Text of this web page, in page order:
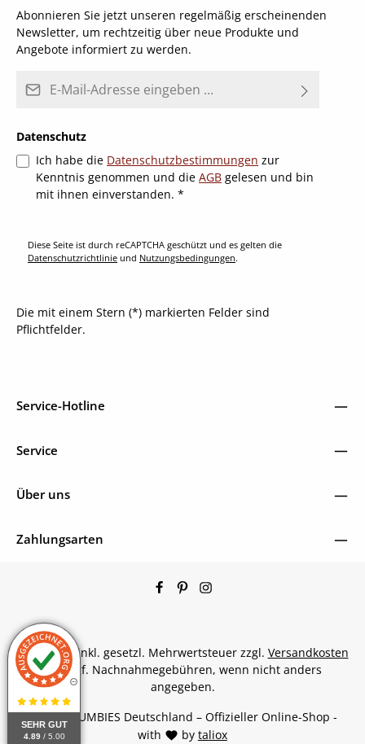
SEHR GUT
4.89 / 5.00
Abonnieren Sie jetzt unseren regelmäßig erscheinenden
Newsletter, um rechtzeitig über neue Produkte und
Angebote informiert zu werden.
Datenschutz
Ich habe die Datenschutzbestimmungen zur
Kenntnis genommen und die AGB gelesen und bin
mit ihnen einverstanden. *
Diese Seite ist durch reCAPTCHA geschützt und es gelten die
Datenschutzrichtlinie und Nutzungsbedingungen.
Die mit einem Stern (*) markierten Felder sind
Pflichtfelder.
Service-Hotline
Service
Über uns
Zahlungsarten
© 2026 GUMBIES Deutschland – Offizieller Online-Shop -
with
by taliox
Alle Preise inkl. gesetzl. Mehrwertsteuer zzgl. Versandkosten
und ggf. Nachnahmegebühren, wenn nicht anders
angegeben.